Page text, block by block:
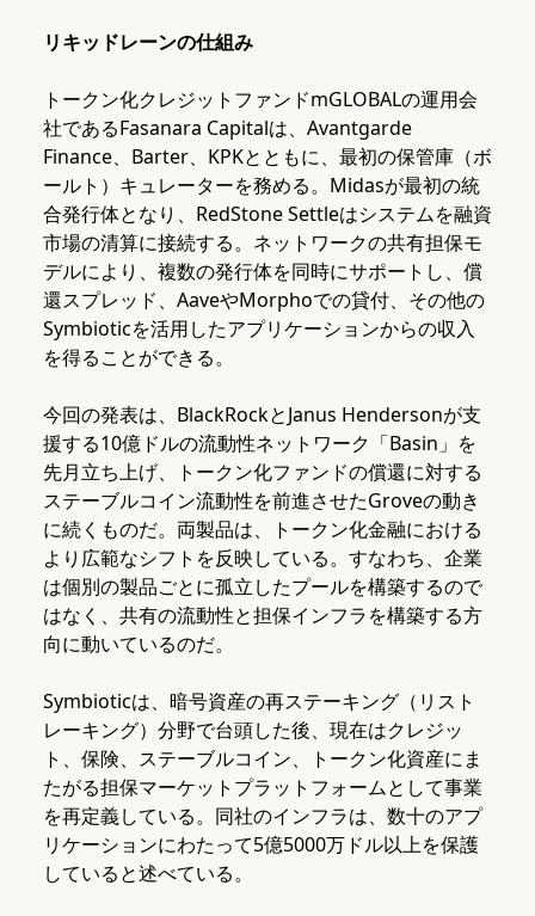
リキッドレーンの仕組み
トークン化クレジットファンドmGLOBALの運用会
社であるFasanara Capitalは、Avantgarde
Finance、Barter、KPKとともに、最初の保管庫（ボ
ールト）キュレーターを務める。Midasが最初の統
合発行体となり、RedStone Settleはシステムを融資
市場の清算に接続する。ネットワークの共有担保モ
デルにより、複数の発行体を同時にサポートし、償
還スプレッド、AaveやMorphoでの貸付、その他の
Symbioticを活用したアプリケーションからの収入
を得ることができる。
今回の発表は、BlackRockとJanus Hendersonが支
援する10億ドルの流動性ネットワーク「Basin」を
先月立ち上げ、トークン化ファンドの償還に対する
ステーブルコイン流動性を前進させたGroveの動き
に続くものだ。両製品は、トークン化金融における
より広範なシフトを反映している。すなわち、企業
は個別の製品ごとに孤立したプールを構築するので
はなく、共有の流動性と担保インフラを構築する方
向に動いているのだ。
Symbioticは、暗号資産の再ステーキング（リスト
レーキング）分野で台頭した後、現在はクレジッ
ト、保険、ステーブルコイン、トークン化資産にま
たがる担保マーケットプラットフォームとして事業
を再定義している。同社のインフラは、数十のアプ
リケーションにわたって5億5000万ドル以上を保護
していると述べている。